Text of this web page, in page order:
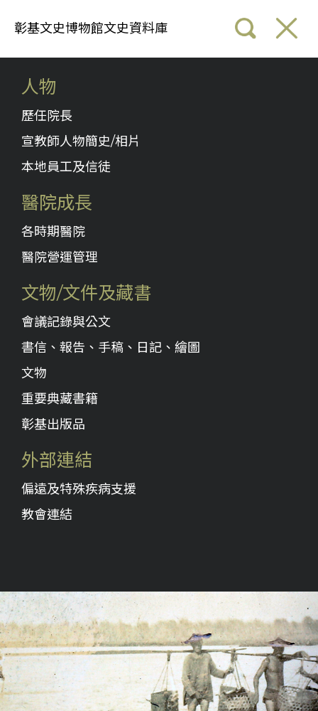
彰基文史博物館文史資料庫
人物
歷任院長
宣教師人物簡史/相片
本地員工及信徒
醫院成長
各時期醫院
醫院營運管理
文物/文件及藏書
會議記錄與公文
書信、報告、手稿、日記、繪圖
文物
重要典藏書籍
彰基出版品
外部連結
偏遠及特殊疾病支援
教會連結